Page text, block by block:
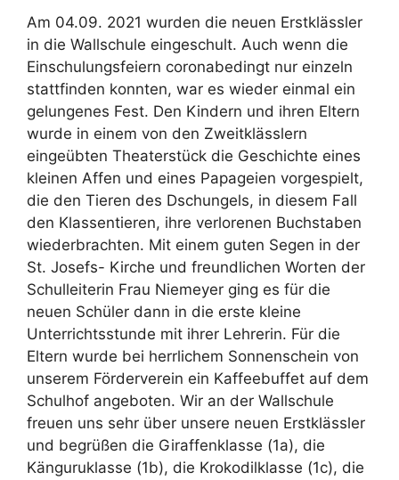
Am 04.09. 2021 wurden die neuen Erstklässler
in die Wallschule eingeschult. Auch wenn die
Einschulungsfeiern coronabedingt nur einzeln
stattfinden konnten, war es wieder einmal ein
gelungenes Fest. Den Kindern und ihren Eltern
wurde in einem von den Zweitklässlern
eingeübten Theaterstück die Geschichte eines
kleinen Affen und eines Papageien vorgespielt,
die den Tieren des Dschungels, in diesem Fall
den Klassentieren, ihre verlorenen Buchstaben
wiederbrachten. Mit einem guten Segen in der
St. Josefs- Kirche und freundlichen Worten der
Schulleiterin Frau Niemeyer ging es für die
neuen Schüler dann in die erste kleine
Unterrichtsstunde mit ihrer Lehrerin. Für die
Eltern wurde bei herrlichem Sonnenschein von
unserem Förderverein ein Kaffeebuffet auf dem
Schulhof angeboten. Wir an der Wallschule
freuen uns sehr über unsere neuen Erstklässler
und begrüßen die Giraffenklasse (1a), die
Känguruklasse (1b), die Krokodilklasse (1c), die